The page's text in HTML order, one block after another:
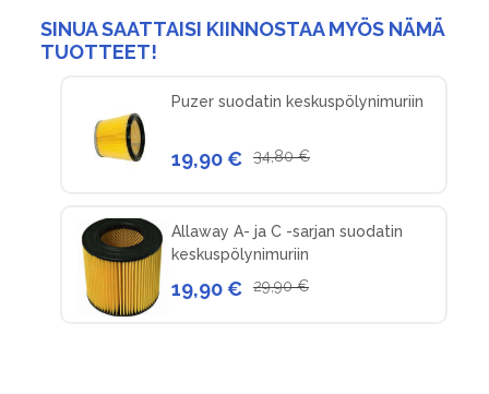
SINUA SAATTAISI KIINNOSTAA MYÖS NÄMÄ
TUOTTEET!
Puzer suodatin keskuspölynimuriin
19,90 € 34,80 €
Allaway A- ja C -sarjan suodatin
keskuspölynimuriin
19,90 € 29,90 €